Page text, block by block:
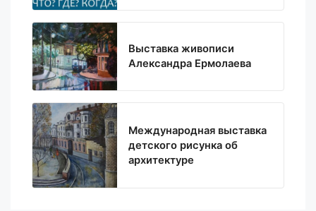
Выставка живописи
Александра Ермолаева
Международная выставка
детского рисунка об
архитектуре